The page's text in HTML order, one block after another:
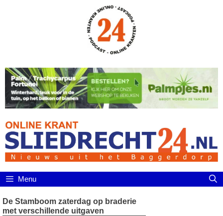
Menu
De Stamboom zaterdag op braderie
met verschillende uitgaven